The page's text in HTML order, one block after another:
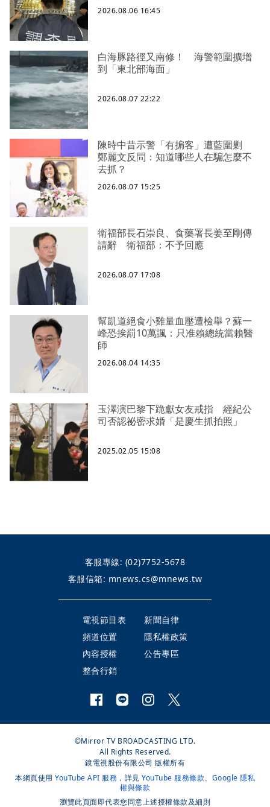
2026.08.06 16:45
白海豚路徑又南修！ 海警範圍擴增
到「東北部海面」
2026.08.07 22:22
陳時中昔示警「有掮客」遭藍圍剿
鄭麗文反問：知道哪些人在騙怎麼不
去抓？
2026.08.07 15:25
衛福部長石崇良、食藥署長姜至剛傳
請辭 衛福部：不予回應
2026.08.07 17:08
幫凱道絕食小雞量血壓遭檢舉？蘇一
峰恐挨罰10萬諷：只准賴總統當賴醫
師
2026.08.04 14:35
玉澤演巴黎下跪獻女友戒指 經紀公
司否認祕密求婚「是慶生抓拍照」
2025.02.05 15:08
客服專線: (02)7752-5678
客服信箱: mnews.cs@mnews.tw
電視節目表
新聞自律
頻道位置
隱私權政策
內容授權
公告專區
整合行銷
©Mirror TV BROADCASTING LTD.
All Rights Reserved.
鏡電視股份有限公司 版權所有
本網頁使用 YouTube API 服務 ，詳見 YouTube 服務條款、 Google 隱私
權與條款
瀏覽此頁面即代表您同意上述授權條款及細則